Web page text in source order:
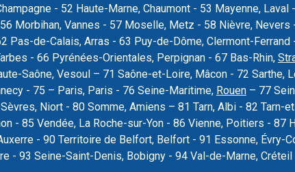
- 52 Haute-Marne, Chaumont - 53 Mayenne,
Morbihan, Vannes - 57 Moselle, Metz - 58 Nièvre, Nevers
Pas-de-Calais, Arras - 63 Puy-de-Dôme, Clermont-
- 66 Pyrénées-Orientales, Perpignan - 67 Bas-Rhin,
Saône, Vesoul – 71 Saône-et-Loire, Mâcon - 72 Sarthe,
- 75 – Paris, Paris - 76 Seine-Maritime, Rouen– 77
Niort - 80 Somme, Amiens – 81 Tarn, Albi - 82 Tarn-
- 85 Vendée, La Roche-sur-Yon - 86 Vienne, Poitiers - 87
- 90 Territoire de Belfort, Belfort - 91 Essonne, Évry-
- 93 Seine-Saint-Denis, Bobigny - 94 Val-de-Marne, Créteil